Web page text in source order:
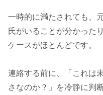
一時的に満たされても、
氏がいることが分かった
ケースがほとんどです。
連絡する前に、「これは
さなのか？」を冷静に判